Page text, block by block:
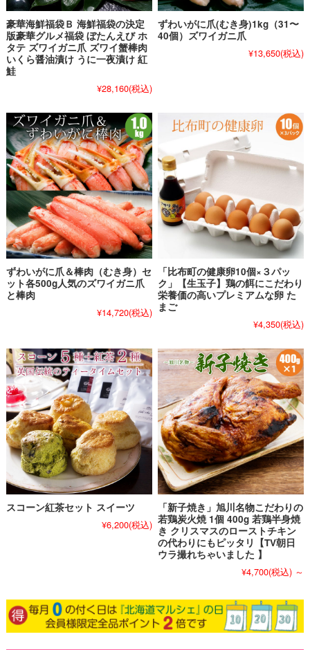
豪華海鮮福袋Ｂ 海鮮福袋の決定
版豪華グルメ福袋 ぼたんえび ホ
タテ ズワイガニ爪 ズワイ蟹棒肉
いくら醤油漬け うに一夜漬け 紅
鮭
¥28,160(税込)
ずわいがに爪(むき身)1kg（31〜
40個）ズワイガニ爪
¥13,650(税込)
ずわいがに爪＆棒肉（むき身）セ
ット各500g人気のズワイガニ爪
と棒肉
¥14,720(税込)
「比布町の健康卵10個×３パッ
ク」【生玉子】鶏の餌にこだわり
栄養価の高いプレミアムな卵 た
まご
¥4,350(税込)
スコーン紅茶セット スイーツ
¥6,200(税込)
「新子焼き」旭川名物こだわりの
若鶏炭火焼 1個 400g 若鶏半身焼
き クリスマスのローストチキン
の代わりにもピッタリ【TV朝日
ウラ撮れちゃいました 】
¥4,700(税込) ～